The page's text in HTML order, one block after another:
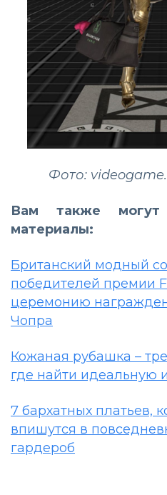
Фото:
Вам также могут
материалы:
Британский модный
победителей премии
церемонию
Чопра
Кожаная рубашка –
где найти идеальную
7 бархатных платьев,
впишутся в
гардероб